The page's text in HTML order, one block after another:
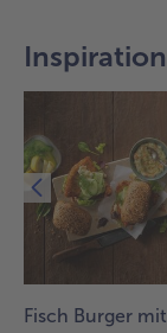
Fisch Burger